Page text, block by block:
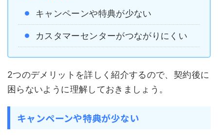
キャンペーンや特典が少ない
カスタマーセンターがつながりにくい
2つのデメリットを詳しく紹介するので、契約後に
困らないように理解しておきましょう。
キャンペーンや特典が少ない